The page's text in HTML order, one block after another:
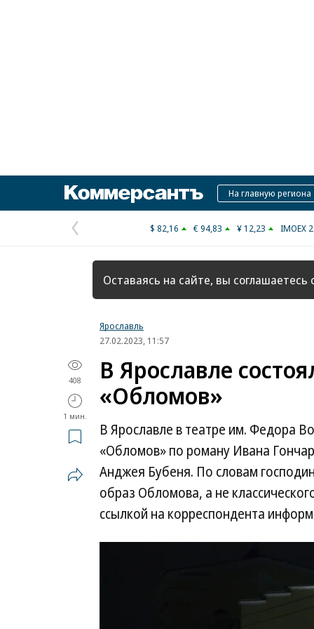
КоммерсантъНа главную региона
Предыдущая
страница
$ 82,16 € 94,83 ¥ 12,23 IMOEX
Оставаясь на сайте, вы соглашаетесь
Ярославль
27.02.2023, 11:57
408
1 мин.
В Ярославле
«Обломов»
В Ярославле в театре им. Федора
«Обломов» по роману Ивана
Анджея Бубеня. По словам
образ Обломова, а не
ссылкой на корреспондента